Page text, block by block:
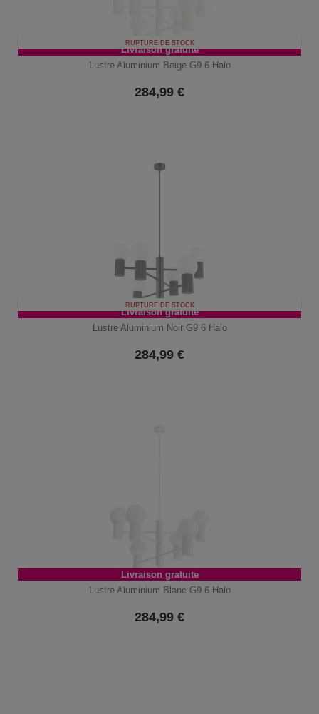
Livraison gratuite
RUPTURE DE STOCK
Lustre Aluminium Beige G9 6 Halo
284,99 €
Livraison gratuite
RUPTURE DE STOCK
Lustre Aluminium Noir G9 6 Halo
284,99 €
Livraison gratuite
Lustre Aluminium Blanc G9 6 Halo
284,99 €